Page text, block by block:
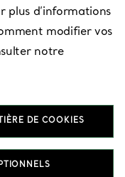
/
plus d’informations
modifier vos
notre
DE COOKIES